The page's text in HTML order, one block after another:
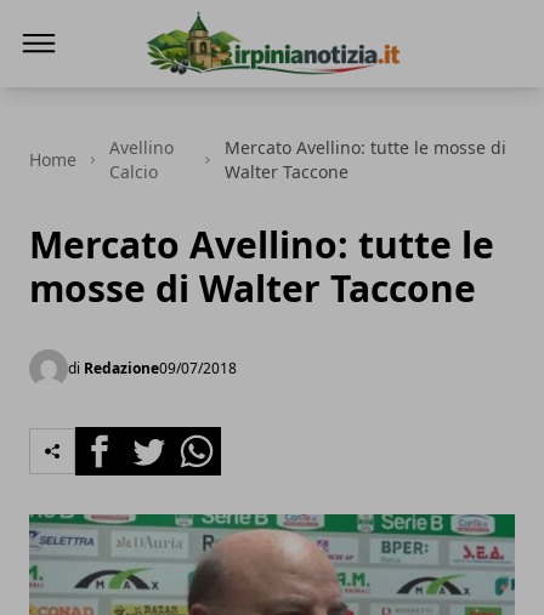
Home
Avellino
Calcio
Mercato Avellino: tutte le mosse di
Walter Taccone
Mercato Avellino: tutte le
mosse di Walter Taccone
di Redazione09/07/2018
FacebookTwitterWhatsapp